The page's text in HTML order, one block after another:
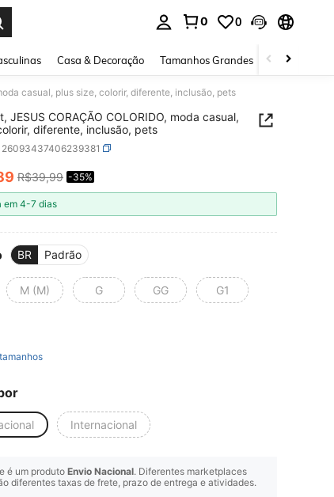
0 0
Casa & Decoração Tamanhos Grandes Joias e
casual, plus size, colorir, diferente, inclusão, pets
JESUS CORAÇÃO COLORIDO, moda casual,
diferente, inclusão, pets
AND AVAILABILITY
R$39,99 -35%
em 4-7 dias
BR Padrão
M (M) G GG G1
Internacional
é um produto Envio Nacional. Diferentes marketplaces
diferentes taxas de frete, prazo de entrega e atividades.